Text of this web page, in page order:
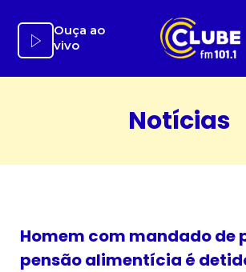
para
Ouça ao
vivo
Notícias
Homem com mandado de
pensão alimentícia é